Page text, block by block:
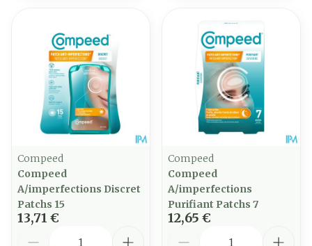
Compeed
Compeed
A/imperfections Discret
Patchs 15
13,71 €
Compeed
Compeed
A/imperfections
Purifiant Patchs 7
12,65 €